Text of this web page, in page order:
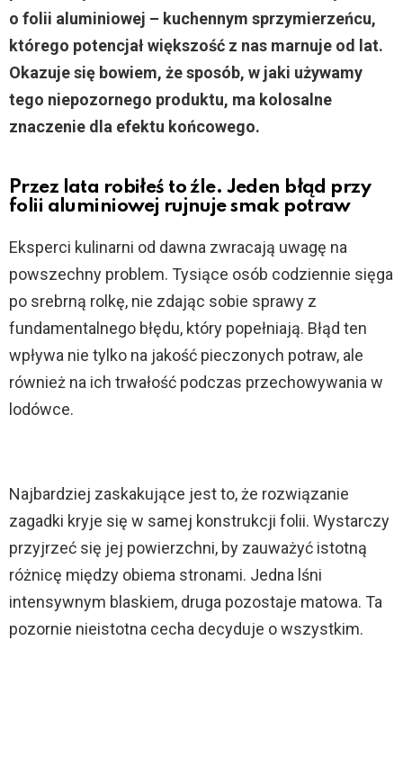
o folii aluminiowej – kuchennym sprzymierzeńcu,
którego potencjał większość z nas marnuje od lat.
Okazuje się bowiem, że sposób, w jaki używamy
tego niepozornego produktu, ma kolosalne
znaczenie dla efektu końcowego.
Przez lata robiłeś to źle. Jeden błąd przy
folii aluminiowej rujnuje smak potraw
Eksperci kulinarni od dawna zwracają uwagę na
powszechny problem. Tysiące osób codziennie sięga
po srebrną rolkę, nie zdając sobie sprawy z
fundamentalnego błędu, który popełniają. Błąd ten
wpływa nie tylko na jakość pieczonych potraw, ale
również na ich trwałość podczas przechowywania w
lodówce.
Najbardziej zaskakujące jest to, że rozwiązanie
zagadki kryje się w samej konstrukcji folii. Wystarczy
przyjrzeć się jej powierzchni, by zauważyć istotną
różnicę między obiema stronami. Jedna lśni
intensywnym blaskiem, druga pozostaje matowa. Ta
pozornie nieistotna cecha decyduje o wszystkim.